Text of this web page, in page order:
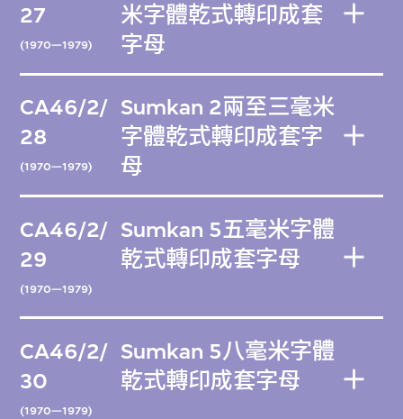
27
(1970—1979)
米字體乾式轉印成套
字母
CA46/2/
28
(1970—1979)
Sumkan 2兩至三毫米
字體乾式轉印成套字
母
CA46/2/
29
(1970—1979)
Sumkan 5五毫米字體
乾式轉印成套字母
CA46/2/
30
(1970—1979)
Sumkan 5八毫米字體
乾式轉印成套字母